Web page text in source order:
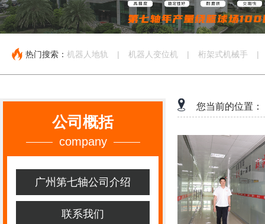
热门搜索： 机器人地轨 | 机器人变位机 | 桁架式机械手 |
公司概括
company
广州第七轴公司介绍
联系我们
您当前的位置：